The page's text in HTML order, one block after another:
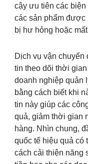
cậy ưu tiên các biện
các sản phẩm được
bị hư hỏng hoặc
Dịch vụ vận chuyển
tin theo dõi thời
doanh nghiệp quản
bằng cách biết khi
tin này giúp các
quả, giảm thời gian
hàng. Nhìn chung,
quốc tế hiệu quả có
cách cải thiện năng